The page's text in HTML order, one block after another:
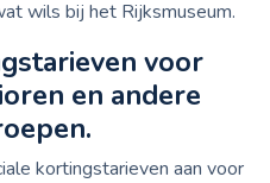
wils bij het Rijksmuseum.
voor
en andere
kortingstarieven aan voor